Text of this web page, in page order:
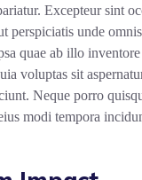
Excepteur sint
unde
quae ab illo
voluptas sit
Neque porro
modi tempora